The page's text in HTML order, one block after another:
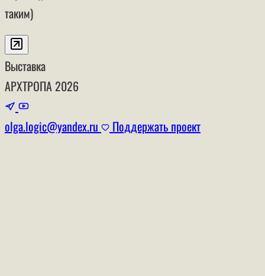
таким)
Выставка
АРХТРОПА 2026
olga.logic@yandex.ru Поддержать проект